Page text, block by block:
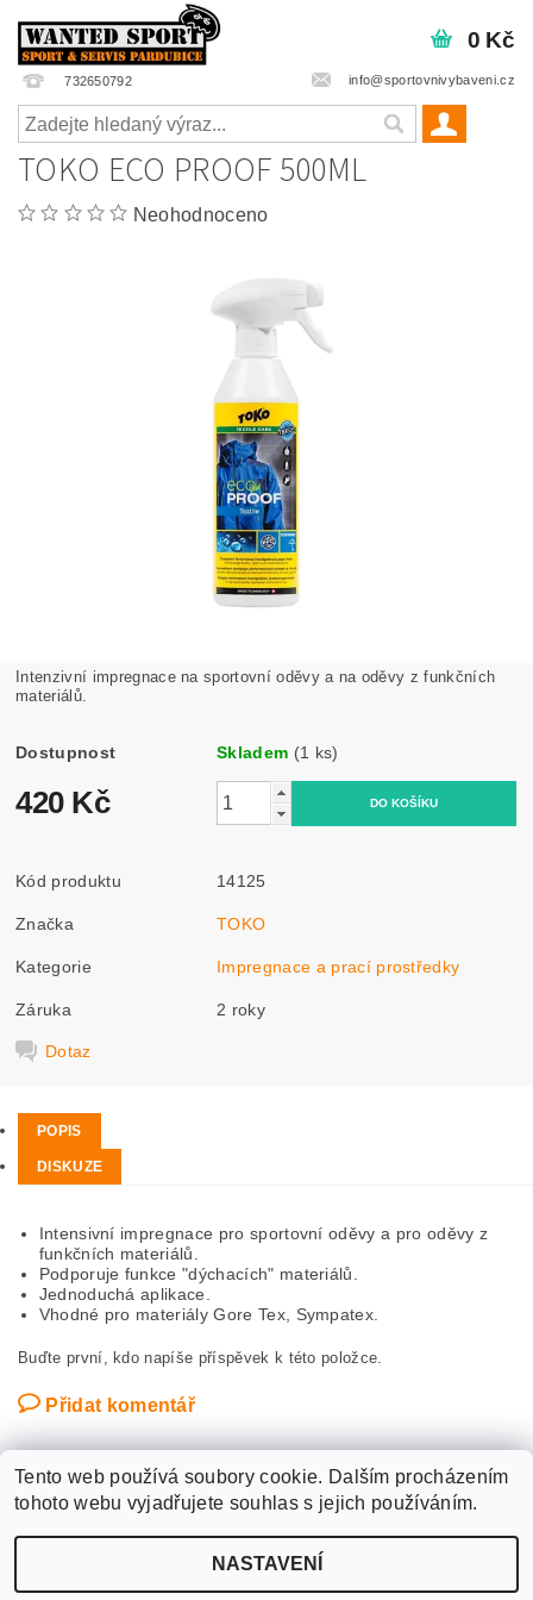
732650792 info@sportovnivybaveni.cz
0 Kč
TOKO ECO PROOF 500ML
Neohodnoceno
Intenzivní impregnace na sportovní oděvy a na oděvy z funkčních
materiálů.
Dostupnost Skladem (1 ks)
420 Kč
Kód produktu 14125
Značka TOKO
Kategorie Impregnace a prací prostředky
Záruka 2 roky
Dotaz
POPIS
DISKUZE
Intensivní impregnace pro sportovní oděvy a pro oděvy z
funkčních materiálů.
Podporuje funkce "dýchacích" materiálů.
Jednoduchá aplikace.
Vhodné pro materiály Gore Tex, Sympatex.
Buďte první, kdo napíše příspěvek k této položce.
Přidat komentář
WANTED SPORT PARDUBICE , všechna práva vyhrazena
cookies
Tento web používá soubory cookie. Dalším procházením
tohoto webu vyjadřujete souhlas s jejich používáním.
NASTAVENÍ